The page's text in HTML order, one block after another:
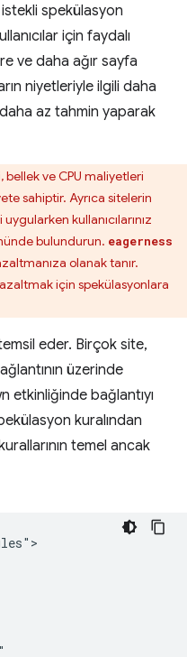
spekülasyon
için faydalı
ve daha ağır sayfa
niyetleriyle ilgili daha
az tahmin yaparak
bellek ve CPU maliyetleri
sahiptir. Ayrıca sitelerin
kullanıcılarınız
bulundurun. eagerness
olanak tanır.
azaltmak için spekülasyonlara
eder. Birçok site,
üzerinde
bağlantıyı
kuralından
temel ancak